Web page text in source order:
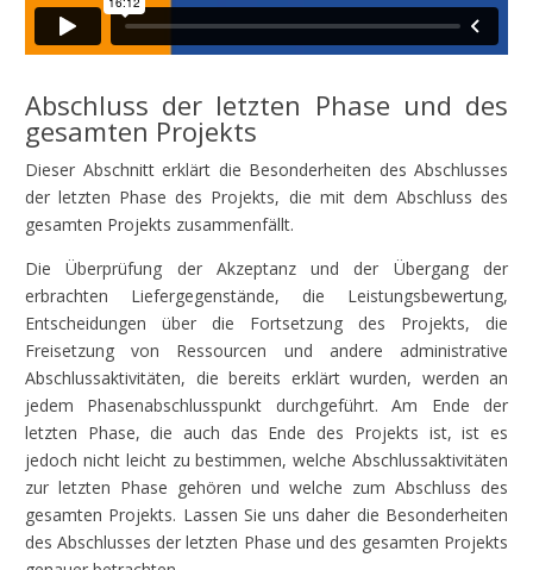
Abschluss der letzten Phase und des
gesamten Projekts
Dieser Abschnitt erklärt die Besonderheiten des Abschlusses
der letzten Phase des Projekts, die mit dem Abschluss des
gesamten Projekts zusammenfällt.
Die Überprüfung der Akzeptanz und der Übergang der
erbrachten Liefergegenstände, die Leistungsbewertung,
Entscheidungen über die Fortsetzung des Projekts, die
Freisetzung von Ressourcen und andere administrative
Abschlussaktivitäten, die bereits erklärt wurden, werden an
jedem Phasenabschlusspunkt durchgeführt. Am Ende der
letzten Phase, die auch das Ende des Projekts ist, ist es
jedoch nicht leicht zu bestimmen, welche Abschlussaktivitäten
zur letzten Phase gehören und welche zum Abschluss des
gesamten Projekts. Lassen Sie uns daher die Besonderheiten
des Abschlusses der letzten Phase und des gesamten Projekts